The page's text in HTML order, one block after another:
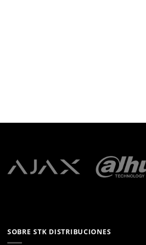
SOBRE STK DISTRIBUCIONES